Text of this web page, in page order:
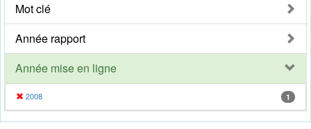
Mot clé
Année rapport
Année mise en ligne
2008 1